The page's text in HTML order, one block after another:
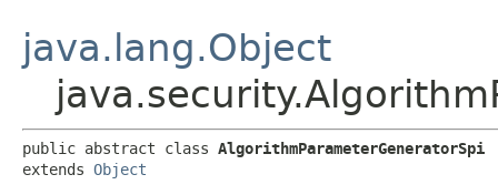
java.lang.Object
public abstract class AlgorithmParameterGeneratorSpi
extends Object